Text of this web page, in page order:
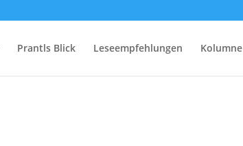
Prantls Blick Leseempfehlungen Kolumne